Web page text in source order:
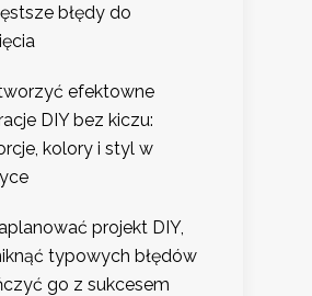
błędy do
efektowne
DIY bez kiczu:
kolory i styl w
projekt DIY,
typowych błędów
go z sukcesem